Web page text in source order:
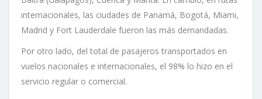
internacionales, las ciudades de Panamá, Bogotá, Miami,
Madrid y Fort Lauderdale fueron las más demandadas.
Por otro lado, del total de pasajeros transportados en
vuelos nacionales e internacionales, el 98% lo hizo en el
servicio regular o comercial.